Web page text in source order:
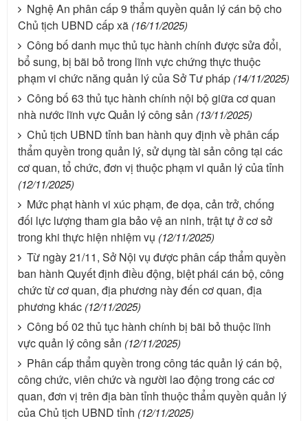
Nghệ An phân cấp 9 thẩm quyền quản lý cán bộ cho
Chủ tịch UBND cấp xã (16/11/2025)
Công bố danh mục thủ tục hành chính được sửa đổi,
bổ sung, bị bãi bỏ trong lĩnh vực chứng thực thuộc
phạm vi chức năng quản lý của Sở Tư pháp (14/11/2025)
Công bố 63 thủ tục hành chính nội bộ giữa cơ quan
nhà nước lĩnh vực Quản lý công sản (13/11/2025)
Chủ tịch UBND tỉnh ban hành quy định về phân cấp
thẩm quyền trong quản lý, sử dụng tài sản công tại các
cơ quan, tổ chức, đơn vị thuộc phạm vi quản lý của tỉnh
(12/11/2025)
Mức phạt hành vi xúc phạm, đe dọa, cản trở, chống
đối lực lượng tham gia bảo vệ an ninh, trật tự ở cơ sở
trong khi thực hiện nhiệm vụ (12/11/2025)
Từ ngày 21/11, Sở Nội vụ được phân cấp thẩm quyền
ban hành Quyết định điều động, biệt phái cán bộ, công
chức từ cơ quan, địa phương này đến cơ quan, địa
phương khác (12/11/2025)
Công bố 02 thủ tục hành chính bị bãi bỏ thuộc lĩnh
vực quản lý công sản (12/11/2025)
Phân cấp thẩm quyền trong công tác quản lý cán bộ,
công chức, viên chức và người lao động trong các cơ
quan, đơn vị trên địa bàn tỉnh thuộc thẩm quyền quản lý
của Chủ tịch UBND tỉnh (12/11/2025)